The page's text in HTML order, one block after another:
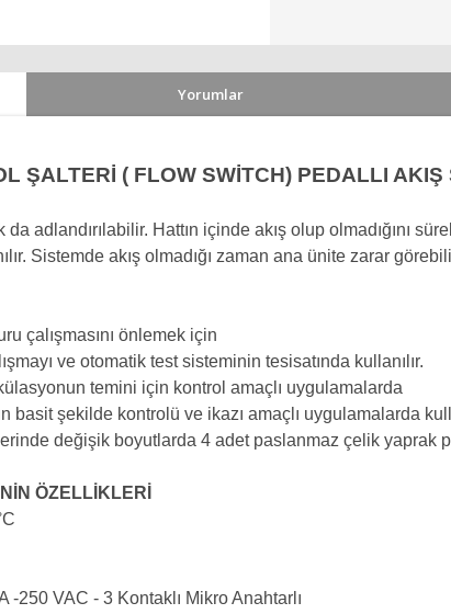
Yorumlar
ŞALTERİ ( FLOW SWİTCH) PEDALLI AKIŞ
adlandırılabilir. Hattın içinde akış olup olmadığını
Sistemde akış olmadığı zaman ana ünite zarar
çalışmasını önlemek için
ve otomatik test sisteminin tesisatında kullanılır.
temini için kontrol amaçlı uygulamalarda
basit şekilde kontrolü ve ikazı amaçlı uygulamalarda
değişik boyutlarda 4 adet paslanmaz çelik yaprak
ÖZELLİKLERİ
-250 VAC - 3 Kontaklı Mikro Anahtarlı